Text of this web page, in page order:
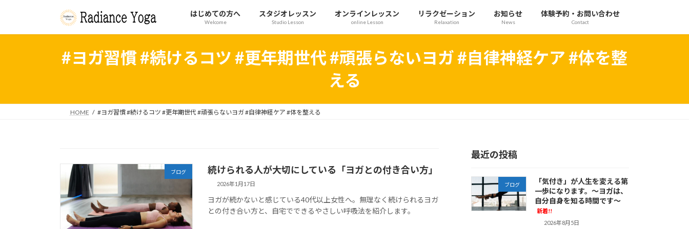
ッ
移
はじめての方へ
Welcome
スタジオレッスン
Studio Lesson
オンラインレッスン
online Lesson
リラクゼーション
Relaxation
お知らせ
News
体験予約・お問い合わせ
Contact
#ヨガ習慣 #続けるコツ #更年期世代 #頑張らないヨガ #自律神経ケア #体を整
える
HOME #ヨガ習慣 #続けるコツ #更年期世代 #頑張らないヨガ #自律神経ケア #体を整える
ブログ 続けられる人が大切にしている「ヨガとの付き合い方」
2026年1月17日
ヨガが続かないと感じている40代以上女性へ。無理なく続けられるヨガ
との付き合い方と、自宅でできるやさしい呼吸法を紹介します。
最近の投稿
ブログ
「気付き」が人生を変える第
一歩になります。～ヨガは、
自分自身を知る時間です～
新着!!
2026年8月5日